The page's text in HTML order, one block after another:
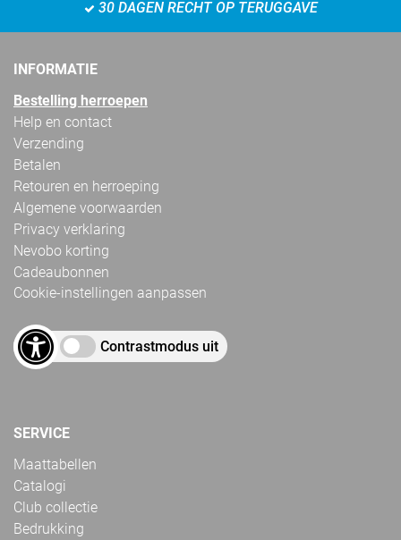
30 DAGEN RECHT OP TERUGGAVE
INFORMATIE
Bestelling herroepen
Help en contact
Verzending
Betalen
Retouren en herroeping
Algemene voorwaarden
Privacy verklaring
Nevobo korting
Cadeaubonnen
Cookie-instellingen aanpassen
Contrastmodus uit
SERVICE
Maattabellen
Catalogi
Club collectie
Bedrukking